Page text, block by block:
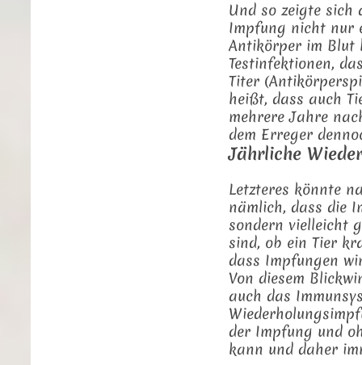
Und so zeigte sich
Impfung nicht nur
Antikörper im Blut
Testinfektionen,
Titer
heißt, dass auch
mehrere Jahre
dem Erreger
Jährliche
Letzteres könnte
nämlich, dass die
sondern vielleicht
sind, ob ein Tier
dass Impfungen
Von diesem
auch das
der Impfung und
kann und daher